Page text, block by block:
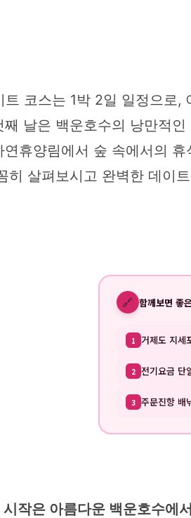
트 코스는 1박 2일 일정으로
날은 백운호수의 낭만적
휴양림에서 숲 속에서의
히 살펴보시고 완벽한 데이
🔗 함께보면 좋
1 거제도 지세
2 전기요금 단
3 주문진항 배
작은 아름다운 백운호수에